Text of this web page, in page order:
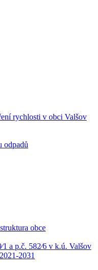
rychlosti v obci Valšov
odpadů
obce
a p.č. 582⁄6 v k.ú. Valšov
2031